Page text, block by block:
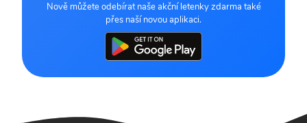
Nově můžete odebírat naše akční letenky zdarma také
přes naší novou aplikaci.